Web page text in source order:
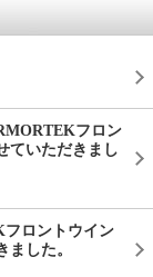
フロン
ていただきまし
ロントウイン
ました。